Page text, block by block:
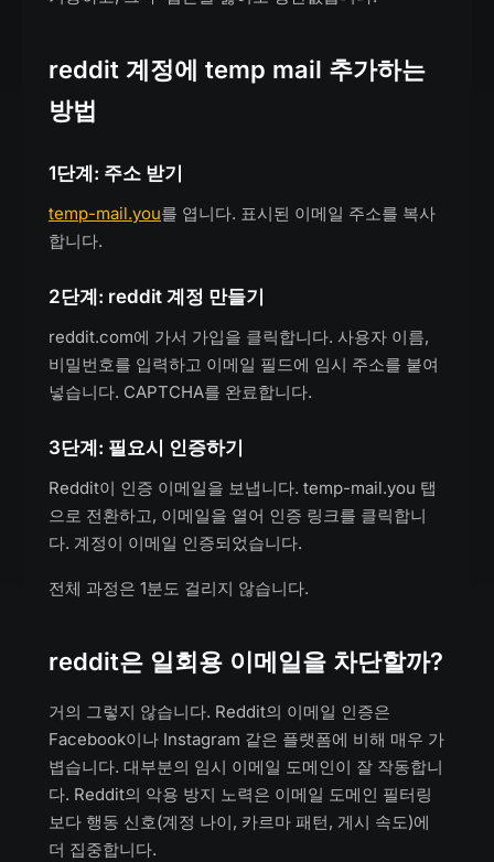
reddit 계정에 temp mail 추가하는
방법
1단계: 주소 받기
temp-mail.you를 엽니다. 표시된 이메일 주소를 복사
합니다.
2단계: reddit 계정 만들기
reddit.com에 가서 가입을 클릭합니다. 사용자 이름,
비밀번호를 입력하고 이메일 필드에 임시 주소를 붙여
넣습니다. CAPTCHA를 완료합니다.
3단계: 필요시 인증하기
Reddit이 인증 이메일을 보냅니다. temp-mail.you 탭
으로 전환하고, 이메일을 열어 인증 링크를 클릭합니
다. 계정이 이메일 인증되었습니다.
전체 과정은 1분도 걸리지 않습니다.
reddit은 일회용 이메일을 차단할까?
거의 그렇지 않습니다. Reddit의 이메일 인증은
Facebook이나 Instagram 같은 플랫폼에 비해 매우 가
볍습니다. 대부분의 임시 이메일 도메인이 잘 작동합니
다. Reddit의 악용 방지 노력은 이메일 도메인 필터링
보다 행동 신호(계정 나이, 카르마 패턴, 게시 속도)에
더 집중합니다.